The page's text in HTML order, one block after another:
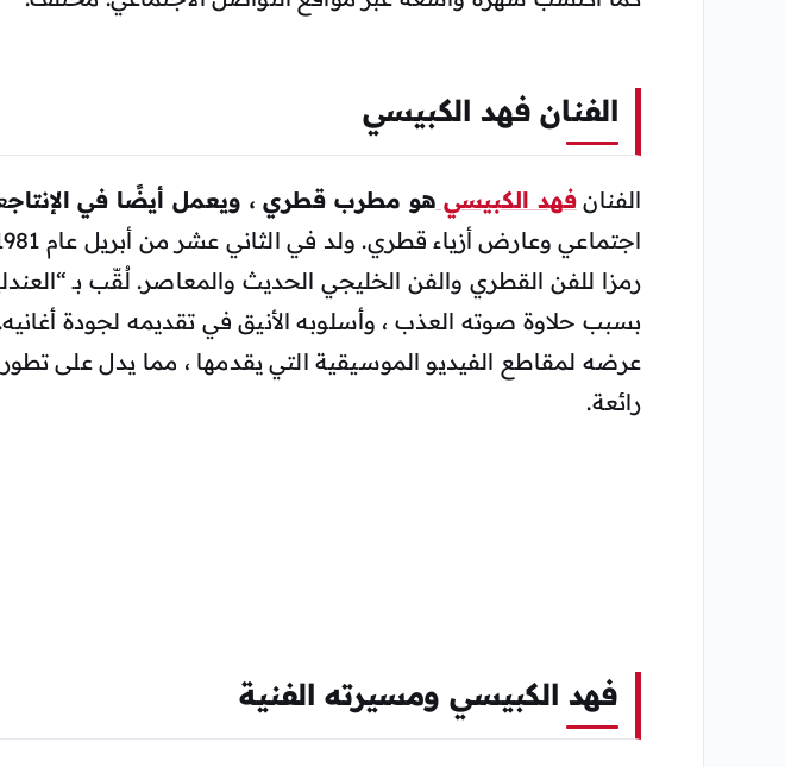
الفنان فهد الكبيسي
الفنانفهد الكبيسي هو مطرب قطري ، ويعمل أيضًا في الإنتاج
رمزا للفن القطري والفن الخليجي الحديث والمعاصر. لُقّب بـ
بسبب حلاوة صوته العذب ، وأسلوبه الأنيق في تقديمه لجودة
عرضه لمقاطع الفيديو الموسيقية التي يقدمها ، مما يدل على تطور
رائعة.
فهد الكبيسي ومسيرته الفنية